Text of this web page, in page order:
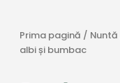
Prima pagină / Nuntă
albi și bumbac